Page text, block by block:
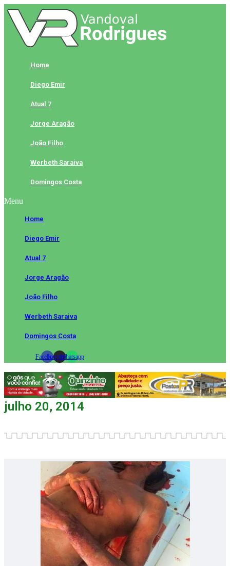
Skip
to
content
Home
Diego Emir
Atual 7
Jorge Aragão
João Filho
Werbeth Saraiva
Domingos Costa
Menu
Home
Diego Emir
Atual 7
Jorge Aragão
João Filho
Werbeth Saraiva
Domingos Costa
FacebookInstagramWhatsapp
julho 20, 2014